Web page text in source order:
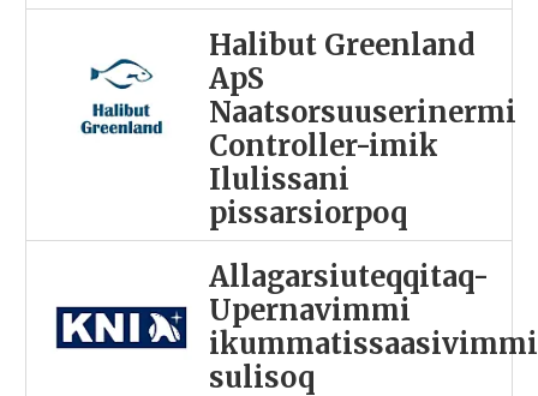
Halibut Greenland
ApS
Naatsorsuuserinermi
Controller-imik
Ilulissani
pissarsiorpoq
Allagarsiuteqqitaq-
Upernavimmi
ikummatissaasivimmi
sulisoq